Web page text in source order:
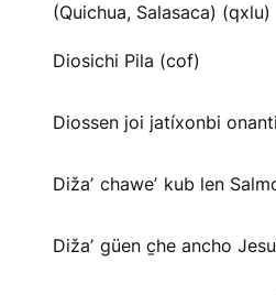
(Quichua, Salasaca) (qxlu)
Diosichi Pila (cof)
Diossen joi jatíxonbi
Dižaʼ chaweʼ kub len
Dižaʼ güen c̱he ancho